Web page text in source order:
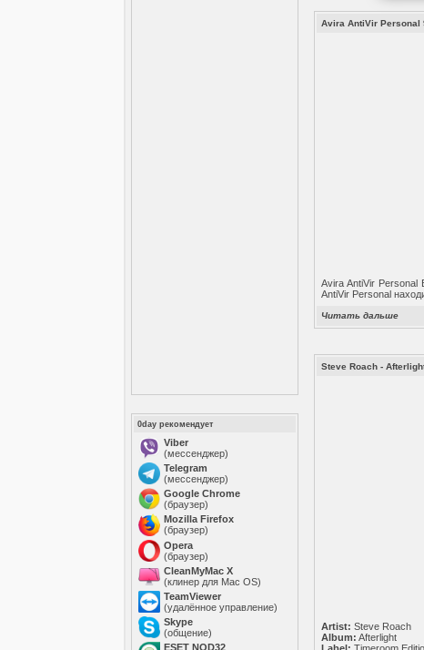
0day рекомендует
Viber
(мессенджер)
Telegram
(мессенджер)
Google Chrome
(браузер)
Mozilla Firefox
(браузер)
Opera
(браузер)
CleanMyMac X
(клинер для Mac OS)
TeamViewer
(удалённое управление)
Skype
(общение)
ESET NOD32
Avira AntiVir Personal
Avira AntiVir Personal
AntiVir Personal
Читать дальше
Steve Roach -
Artist: Steve Roach
Album: Afterlight